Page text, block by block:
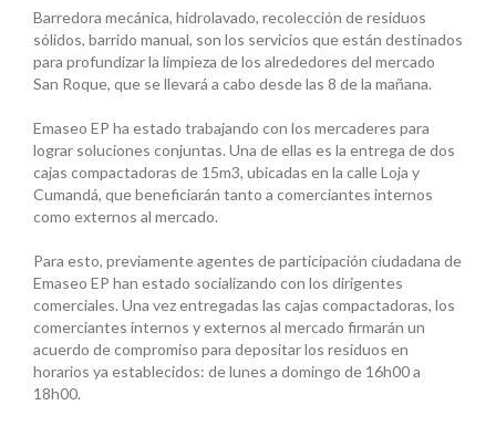
Barredora mecánica, hidrolavado, recolección de residuos
sólidos, barrido manual, son los servicios que están destinados
para profundizar la limpieza de los alrededores del mercado
San Roque, que se llevará a cabo desde las 8 de la mañana.
Emaseo EP ha estado trabajando con los mercaderes para
lograr soluciones conjuntas. Una de ellas es la entrega de dos
cajas compactadoras de 15m3, ubicadas en la calle Loja y
Cumandá, que beneficiarán tanto a comerciantes internos
como externos al mercado.
Para esto, previamente agentes de participación ciudadana de
Emaseo EP han estado socializando con los dirigentes
comerciales. Una vez entregadas las cajas compactadoras, los
comerciantes internos y externos al mercado firmarán un
acuerdo de compromiso para depositar los residuos en
horarios ya establecidos: de lunes a domingo de 16h00 a
18h00.